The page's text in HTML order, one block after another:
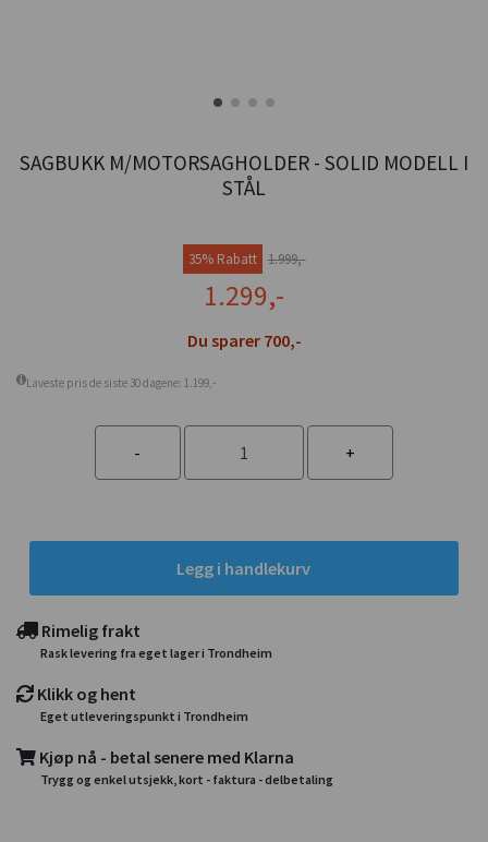
SAGBUKK M/MOTORSAGHOLDER - SOLID MODELL I
STÅL
35% Rabatt 1.999,-
1.299,-
Du sparer 700,-
Laveste pris de siste 30 dagene: 1.199,-
Legg i handlekurv
Rimelig frakt
Rask levering fra eget lager i Trondheim
Klikk og hent
Eget utleveringspunkt i Trondheim
Kjøp nå - betal senere med Klarna
Trygg og enkel utsjekk, kort - faktura - delbetaling